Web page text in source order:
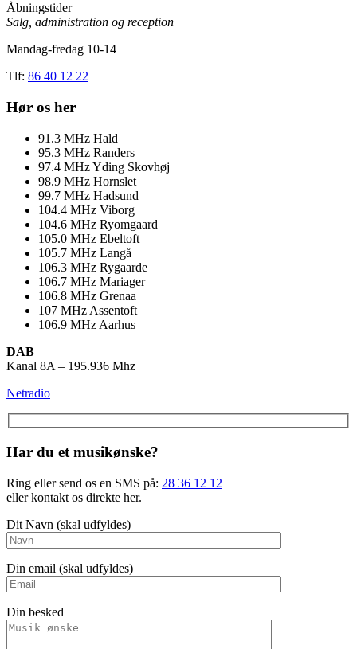
Åbningstider
Salg, administration og reception
Mandag-fredag 10-14
Tlf: 86 40 12 22
Hør os her
91.3 MHz Hald
95.3 MHz Randers
97.4 MHzYding Skovhøj
98.9 MHz Hornslet
99.7 MHz Hadsund
104.4 MHz Viborg
104.6 MHz Ryomgaard
105.0 MHz Ebeltoft
105.7 MHz Langå
106.3 MHz Rygaarde
106.7 MHz Mariager
106.8 MHz Grenaa
107 MHz Assentoft
106.9 MHz Aarhus
DAB
Kanal 8A – 195.936 Mhz
Netradio
Har du et musikønske?
Ring eller send os en SMS på: 28 36 12 12
eller kontakt os direkte her.
Dit Navn (skal udfyldes)
Din email (skal udfyldes)
Din besked